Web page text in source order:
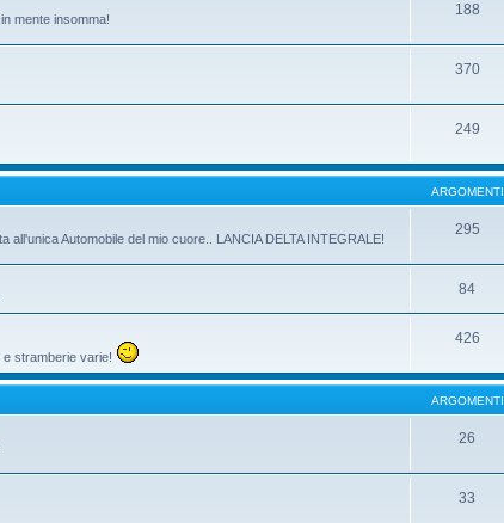
mente insomma!
188
370
249
ARGOMENTI
Automobile del mio cuore.. LANCIA DELTA INTEGRALE!
295
84
stramberie varie!
426
ARGOMENTI
26
33